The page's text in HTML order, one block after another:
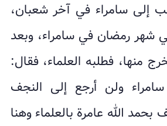
إلى سامراء في آخر شعبان،
شهر رمضان في سامراء، وبعد
منها، فطلبه العلماء، فقال:
ولن أرجع إلى النجف
بحمد الله عامرة بالعلماء وهنا